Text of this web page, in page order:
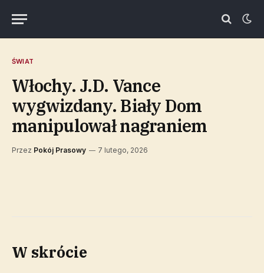
ŚWIAT
Włochy. J.D. Vance
wygwizdany. Biały Dom
manipulował nagraniem
Przez Pokój Prasowy 7 lutego, 2026
W skrócie